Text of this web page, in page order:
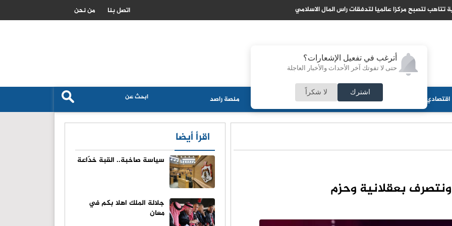
أترغب في تفعيل الإشعارات؟
حتى لا تفوتك آخر الأحداث والأخبار العاجلة
اشترك لا شكراً
تتاهب لتصبح مركزا عالميا لتدفقات راس المال الاسلامي الزراعة الاردنية تكشف حجم استهلاك القمح والشعير وتؤكد تعزيز الامن
من نحن اتصل بنا
اقتصادي منوعات ثقافة مجلس الأمة منصة راصد
بعقلانية وحزم
اقرأ أيضا
سياسة صاخبة.. القبة خدّاعة
جلالة الملك اهلا بكم في
معان